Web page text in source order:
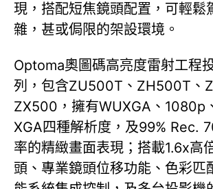
現，搭配短焦鏡頭配置，可輕鬆
雜，甚或侷限的架設環境。
Optoma奧圖碼高亮度雷射工程
列，包含ZU500T、ZH500T、
ZX500，擁有WUXGA、1080p
XGA四種解析度，及99% Rec.
率的精緻畫面表現；搭載1.6x高
頭、專業鏡頭位移功能、色彩匹